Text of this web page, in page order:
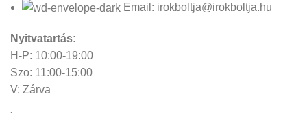
Email: irokboltja@irokboltja.hu
Nyitvatartás:
H-P: 10:00-19:00
Szo: 11:00-15:00
V: Zárva